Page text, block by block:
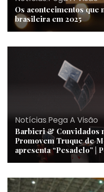
Os acontecimentos que
brasileira em 2025
Notícias,Pega A Visão
Barbieri & Convidados
Promovem Truque de
apresenta “Pesadelo” |